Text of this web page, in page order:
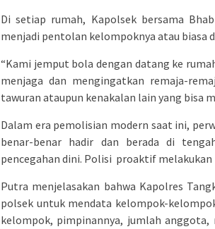
Di setiap rumah, Kapolsek bersama
menjadi pentolan kelompoknya atau biasa
“Kami jemput bola dengan datang ke
menjaga dan mengingatkan remaja-
tawuran ataupun kenakalan lain yang bisa
Dalam era pemolisian modern saat ini,
benar-benar hadir dan berada di
pencegahan dini. Polisi proaktif
Putra menjelasakan bahwa Kapolres
polsek untuk mendata kelompok-
kelompok, pimpinannya, jumlah